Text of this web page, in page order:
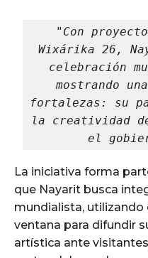
"Con
Wixárika 26,
celebración
mostrando
fortalezas: su
la creatividad
el
La iniciativa forma
que Nayarit busca
mundialista,
ventana para difundir
artística ante